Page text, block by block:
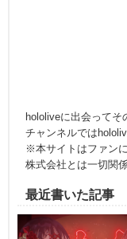
hololiveに出会ってそ
チャンネルでは
※本サイトはファン
株式会社とは一切関
最近書いた記事